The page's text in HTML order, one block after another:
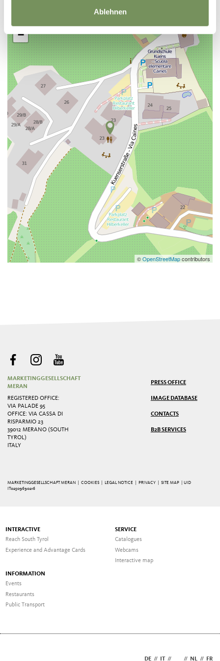
Ablehnen
−
©OpenStreetMapcontributors
MARKETINGGESELLSCHAFT
MERAN
REGISTERED OFFICE:
VIA PALADE 95
OFFICE: VIA CASSA DI
RISPARMIO 23
39012 MERANO (SOUTH
TYROL)
ITALY
PRESS OFFICE
IMAGE DATABASE
CONTACTS
B2B SERVICES
MARKETINGGESELLSCHAFT MERAN | COOKIES |LEGAL NOTICE |PRIVACY |SITE MAP
| UID
IT02509690216
INTERACTIVE
Reach South Tyrol
Experience and Advantage Cards
SERVICE
Catalogues
Webcams
Interactive map
INFORMATION
Events
Restaurants
Public Transport
DE // IT // // NL // FR